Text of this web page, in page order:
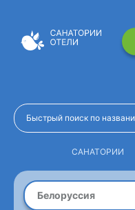
САНАТОРИИ
Белоруссия